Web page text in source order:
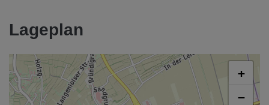
Lageplan
+
−